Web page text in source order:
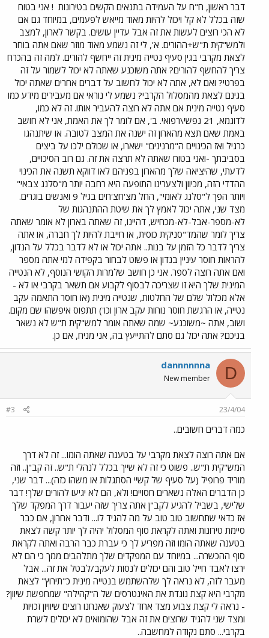
דבר ראשון, ח"ח על העמידה בתנאים הקשים בטירונות ! אני בטוח
שזה בכלל לא קל ויכול להיות מאוד מייאש לפעמים, במיוחד גם אם
לא הכי רוצים לעשות את זה אבל עדיין עושים. בקשר לארון, למצב
ולמש"קית ת"ש+ההורים. א', לי זה נשמע מאוד מוזר שאם אתה בוחר
לצאת מקרבי בגין סעיף נטייה מינית זה ייחשף להורים. למה זה בהכרח
צריך להחשף להורים? אתה משוכנע שאתה לא יכול לשמור על זה
בפרטי? ואם לא, אתה לא יכול לחשוב על דברים אחרים שאתה יכול
בגינם לצאת מהמסלול הקרבי? נשמע לי נוראי אם מעבירים מידע כמו
סעיף נטייה מינית אם אתה לא רוצה להעביר אותו. זה לא כמו,
לדוגמא, 21 נפשי\רפואי. ב', אם לומר לך את האמת, אני לא חושב
באמת שאם תצא מהארון זה ישנה את המצב לטובה. או שיתנהגו
כרגיל ואז הכינויים ה"מרנינים" ישארו, או שכולם ילכו על ביצים
בסביבתך -ואני בטוח שאתה לא תרצה את זה. גם רוב הסיכויים,
לדעתי, שהיציאה שלך מהארון בפניהם לאו דווקא תשנה את הכינוי
ההדדי הזה, מכיוון ולצערינו התופעה היא רחבה יותר מ"סלנג צבאי"
ויותר הפך ל"סלנג לאומי", החל מצ'חצ'חים בגיל 9 ואנשים בוגרים.
מצד שני, אתה יכול לאמץ לך את שיטת ההתנהגות של
לא-מספר-אבל-לא-מכחיש, דהיינו, זה שאתה בארון לא אומר שאתה
צריך לומר שהמד"סניקית כוסית, או חייבת להיות לך חברה, או אתה
צריך לדבר כל הזמן על בנות.. אתה יכול או לא לדבר בכלל על הנדון,
להראות חוסר עיניין בנדון או פשוט לבחור בקפידה למי אתה מספר
ואם אתה רוצה לספר. אני כן חושב שלמרות הקושי הנוסף, לא הנטייה
המינית שלך היא זו שצריכה לבסוף לקבוע אם תשאר בקרבי או לא -
אלא מכלול שלם של החלטות, שנטייה מינית (או חוסר התאמה עקב
נטייה, או הרגשת חוסר נוחות עקב ארון וכו') תתפוס איפשהו שם מקום.
ושוב, אתה ~משוכנע~ שמה שאתה אומר למש"קית ת"ש לא נשאר
בניכם? אתה יכול גם סתם להתייעץ בה, אני מניח, אם כן.
D
dannnnnna
New member
23/4/04
#3
כמה דברים חשובים..
אם אתה רוצה לצאת מקרבי על בטענה שאתה הומו... זה לא דרך
המש"קית ת"ש.. פשוט כי זה לא שייך בכלל לנהלי ת"ש.. זה קב"ן.. וזה
מוריד פרופיל (על סעיף של קשיי הסתגלות או משהו כזה)... דבר שני,
כן הדברים האלה נשארים חסויים! ולא, הם לא יגיעו להורים שלך! דבר
שלישי, בשביל להגיע לקב"ן אתה צריך שזה יעבור דרך המפקד שלך
אז כדאי שתחשוב טוב טוב על מה להגיד לו... ודבר אחרון, אם כבר
סיימת טירונות ואתה לקראת סוף המסלול יהיה לך יותר קשה לצאת
בטענה שאתה הומו וזה מפריע לך כי עברת כבר הרבה ואתה לקראת
סוף ההכשרה... במיוחד עם המפקדים שלך מתלהבים ממך כי הם לא
ירצו לאבד חייל טוב והם יכולים לנסות לעקב/לבטל את זה... אבל
מעבר לזה, לא נראה לך שלהשתמש בנטייה מינית כ"תירוץ" לצאת
מקרבי היא קצת נוגדת את האינטרסים של ה"קהילה" שמחפשת שיוון?
- נראה לי קצת צבוע מצד אחד לצעוק שאנחנו רוצים שיוויון זכויות
ומצד שני להגיד שרוצים את זה אבל שהומואים לא יכולים לשרת
בקרבי... סתם נקודה למחשבה..